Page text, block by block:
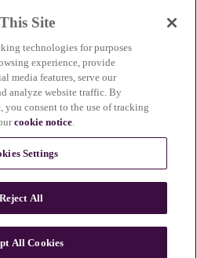
을 받아 작성 또는 수정되었습니다. 당사의
를 반영합니다.
리 보유.
Site
technologies for purposes
experience, provide
media features, serve our
analyze website traffic. By
you consent to the use of tracking
cookie notice.
Settings
Reject All
All Cookies